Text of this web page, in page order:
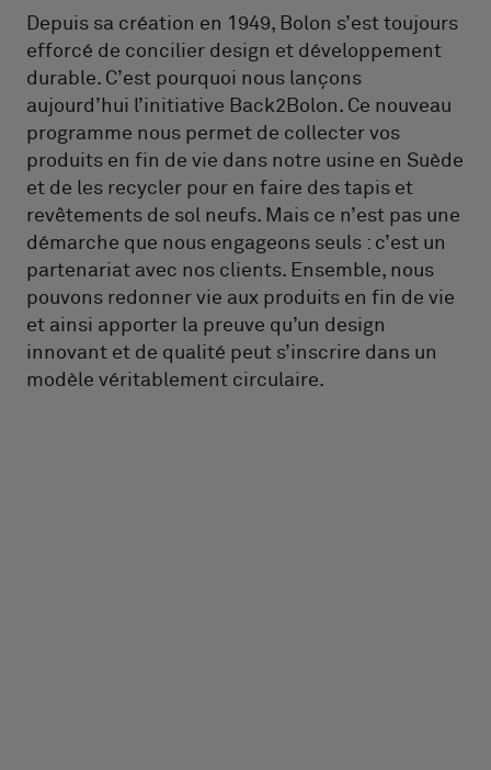
Depuis sa création en 1949, Bolon s’est toujours
efforcé de concilier design et développement
durable. C’est pourquoi nous lançons
aujourd’hui l’initiative Back2Bolon. Ce nouveau
programme nous permet de collecter vos
produits en fin de vie dans notre usine en Suède
et de les recycler pour en faire des tapis et
revêtements de sol neufs. Mais ce n’est pas une
démarche que nous engageons seuls : c’est un
partenariat avec nos clients. Ensemble, nous
pouvons redonner vie aux produits en fin de vie
et ainsi apporter la preuve qu’un design
innovant et de qualité peut s’inscrire dans un
modèle véritablement circulaire.